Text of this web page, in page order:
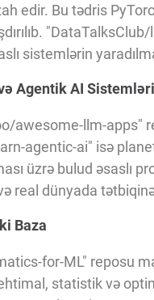
edir. Bu tədris
sistemlərin
Agentik AI Sistemləri
awesome-llm-apps"
agentic-ai" isə
üzrə bulud əsaslı
real dünyada
Baza
for-ML" reposu
statistik və